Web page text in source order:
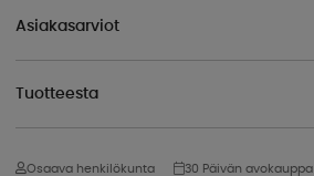
Asiakasarviot
Tuotteesta
Osaava henkilökunta
30 Päivän avokauppa